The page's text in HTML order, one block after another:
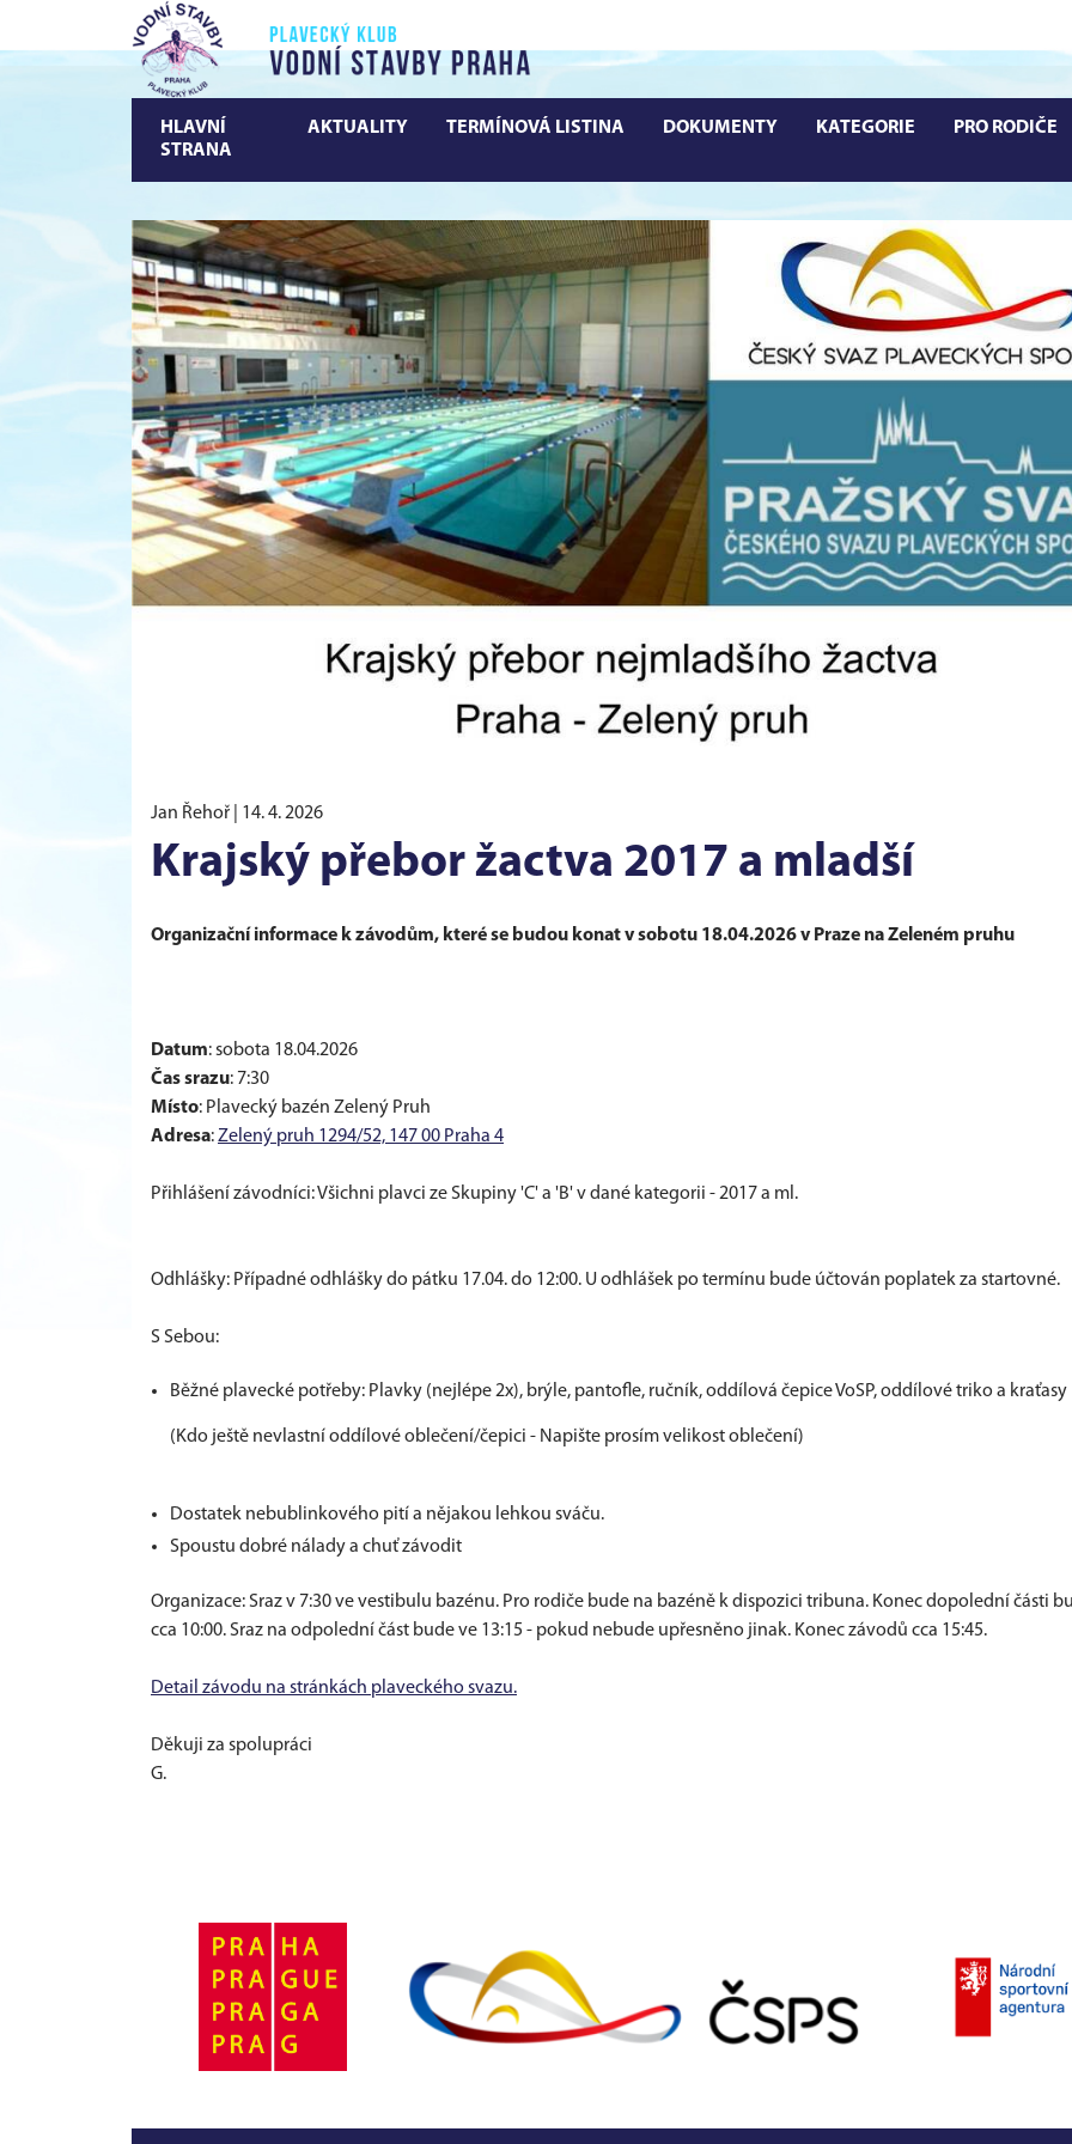
HLAVNÍ
STRANA
AKTUALITY TERMÍNOVÁ LISTINA DOKUMENTY KATEGORIE PRO RODIČE
Jan Řehoř | 14. 4. 2026
Krajský přebor žactva 2017 a mladší
Organizační informace k závodům, které se budou konat v sobotu 18.04.2026 v Praze na Zeleném pruhu
Datum: sobota 18.04.2026
Čas srazu: 7:30
Místo: Plavecký bazén Zelený Pruh
Adresa:Zelený pruh 1294/52, 147 00 Praha 4
Přihlášení závodníci: Všichni plavci ze Skupiny 'C' a 'B' v dané kategorii - 2017 a ml.
Odhlášky: Případné odhlášky do pátku 17.04. do 12:00. U odhlášek po termínu bude účtován poplatek za startovné.
S Sebou:
Běžné plavecké potřeby: Plavky (nejlépe 2x), brýle, pantofle, ručník, oddílová čepice VoSP, oddílové triko a kraťasy
(Kdo ještě nevlastní oddílové oblečení/čepici - Napište prosím velikost oblečení)
Dostatek nebublinkového pití a nějakou lehkou sváču.
Spoustu dobré nálady a chuť závodit
Organizace: Sraz v 7:30 ve vestibulu bazénu. Pro rodiče bude na bazéně k dispozici tribuna. Konec dopolední části
cca 10:00. Sraz na odpolední část bude ve 13:15 - pokud nebude upřesněno jinak. Konec závodů cca 15:45.
Detail závodu na stránkách plaveckého svazu.
Děkuji za spolupráci
G.